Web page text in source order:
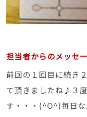
担当者からのメッセ
前回の１回目に続き
て頂きましたね♪３
す・・・(^O^)毎日